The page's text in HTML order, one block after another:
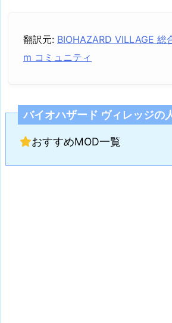
翻訳元: BIOHAZARD VILLAGE 総
m コミュニティ
バイオハザード ヴィレッジの
おすすめMOD一覧